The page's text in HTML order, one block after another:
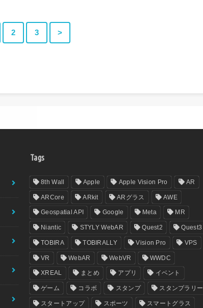
2 3 >
Tags
8th Wall Apple Apple Vision Pro AR
ARCore ARkit ARグラス AWE
Geospatial API Google Meta MR
Niantic STYLY WebAR Quest2 Quest3
TOBIRA TOBIRALLY Vision Pro VPS
VR WebAR WebVR WWDC
XREAL まとめ アプリ イベント
ゲーム コラボ スタンプ スタンプラリー
スタートアップ スポーツ スマートグラス